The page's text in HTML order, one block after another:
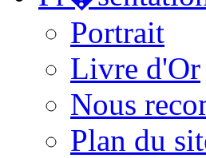
Portrait
Livre d'Or
Nous
Plan du